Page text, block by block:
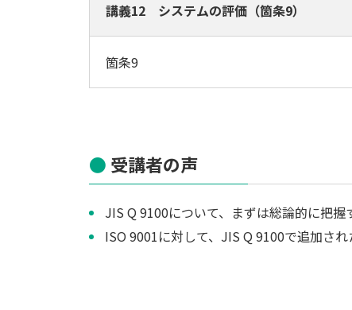
講義12 システムの評価（箇条9）
箇条9
受講者の声
JIS Q 9100について、まずは総論的に把握
ISO 9001に対して、JIS Q 9100で追加さ